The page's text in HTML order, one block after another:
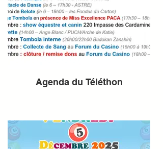
Agenda du Téléthon